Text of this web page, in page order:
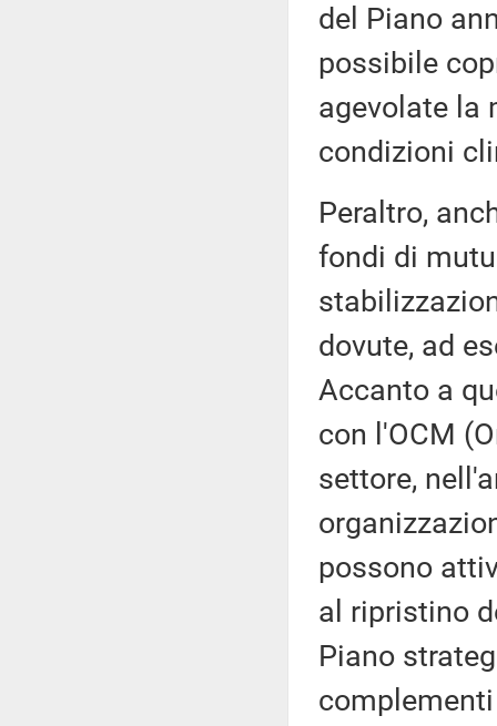
del Piano
possibile
agevolate la
condizioni
Peraltro,
fondi di
dovute, ad
Accanto a
con l'OCM
settore,
possono
al ripristino
Piano